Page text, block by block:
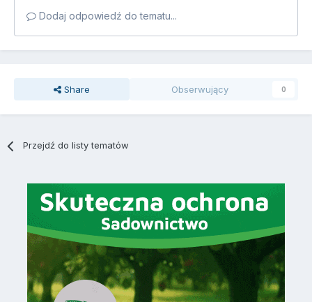
Dodaj odpowiedź do tematu...
Share Obserwujący 0
Przejdź do listy tematów